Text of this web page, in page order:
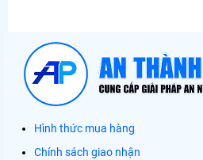
Hình thức mua hàng
Chính sách giao nhận